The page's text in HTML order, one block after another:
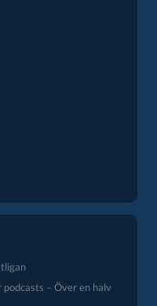
– Över en halv